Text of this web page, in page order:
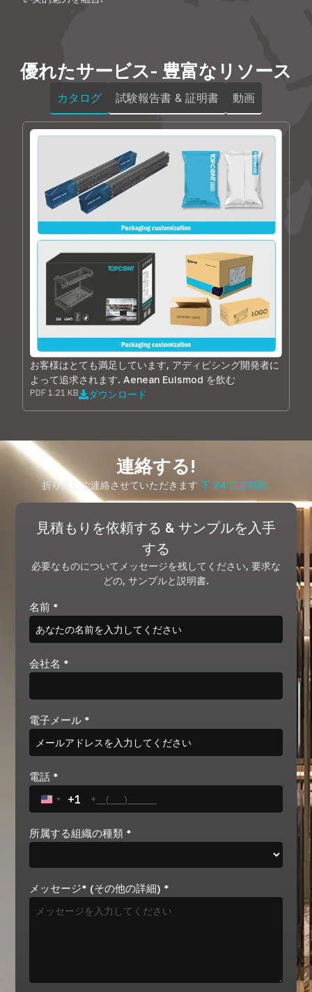
優れたサービス- 豊富なリソース
カタログ 試験報告書 & 証明書 動画
お客様はとても満足しています, アディピシング開発者に
よって追求されます. Aenean Euismod を飲む
PDF 1.21 KB ダウンロード
連絡する!
折り返しご連絡させていただきます 下 24 営業時間.
見積もりを依頼する & サンプルを入手
する
必要なものについてメッセージを残してください, 要求な
どの, サンプルと説明書.
名前 *
会社名 *
電子メール *
電話 *
United States +1
+1
所属する組織の種類 *
メッセージ* (その他の詳細) *